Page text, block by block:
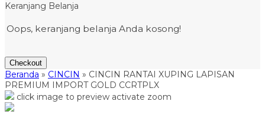
Keranjang Belanja
Oops, keranjang belanja Anda kosong!
Checkout
Beranda » CINCIN » CINCIN RANTAI XUPING LAPISAN
PREMIUM IMPORT GOLD CCRTPLX
click image to preview activate zoom